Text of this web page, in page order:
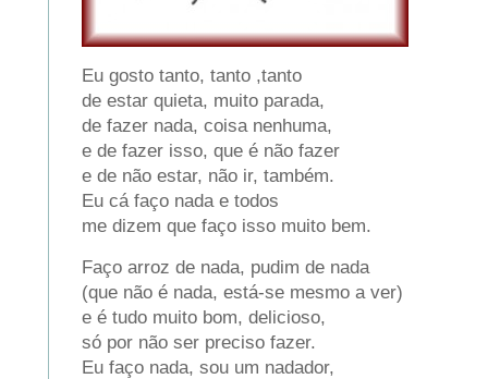
Eu gosto tanto, tanto ,tanto
de estar quieta, muito parada,
de fazer nada, coisa nenhuma,
e de fazer isso, que é não fazer
e de não estar, não ir, também.
Eu cá faço nada e todos
me dizem que faço isso muito bem.
Faço arroz de nada, pudim de nada
(que não é nada, está-se mesmo a ver)
e é tudo muito bom, delicioso,
só por não ser preciso fazer.
Eu faço nada, sou um nadador,